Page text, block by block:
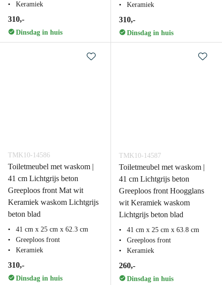
Keramiek
310,-
Dinsdag in huis
Keramiek
310,-
Dinsdag in huis
TMK10-14586
Toiletmeubel met waskom |
41 cm Lichtgrijs beton
Greeploos front Mat wit
Keramiek waskom Lichtgrijs
beton blad
41 cm x 25 cm x 62.3 cm
Greeploos front
Keramiek
310,-
Dinsdag in huis
TMK10-14587
Toiletmeubel met waskom |
41 cm Lichtgrijs beton
Greeploos front Hoogglans
wit Keramiek waskom
Lichtgrijs beton blad
41 cm x 25 cm x 63.8 cm
Greeploos front
Keramiek
260,-
Dinsdag in huis